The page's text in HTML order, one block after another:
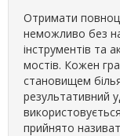
Отримати
неможливо без
інструментів та
мостів. Кожен
становищем
результативний
прийнято